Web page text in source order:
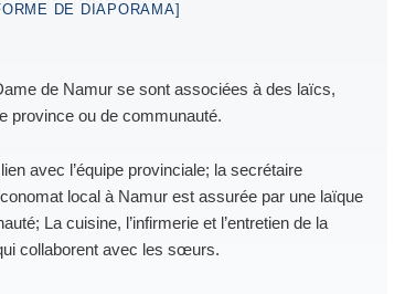
DE DIAPORAMA]
de Namur se sont associées à des laïcs,
province ou de communauté.
avec l’équipe provinciale; la secrétaire
local à Namur est assurée par une laïque
La cuisine, l’infirmerie et l’entretien de la
collaborent avec les sœurs.